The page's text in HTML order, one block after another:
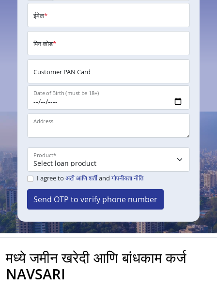
ईमेल*
पिन कोड*
Customer PAN Card
Date of Birth (must be 18+)
Address
Product*
I agree to अटी आणि शर्तीand गोपनीयता नीति
Send OTP to verify phone number
मध्ये जमीन खरेदी आणि बांधकाम कर्ज
NAVSARI